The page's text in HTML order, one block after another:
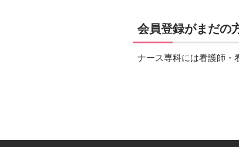
会員登録がまだの
ナース専科には看護師・